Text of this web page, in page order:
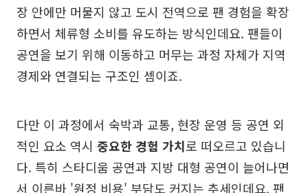
장 안에만 머물지 않고 도시 전역으로 팬 경험을 확장
하면서 체류형 소비를 유도하는 방식인데요. 팬들이
공연을 보기 위해 이동하고 머무는 과정 자체가 지역
경제와 연결되는 구조인 셈이죠.
다만 이 과정에서 숙박과 교통, 현장 운영 등 공연 외
적인 요소 역시 중요한 경험 가치로 떠오르고 있습니
다. 특히 스타디움 공연과 지방 대형 공연이 늘어나면
서 이른바 '원정 비용' 부담도 커지는 추세인데요. 팬